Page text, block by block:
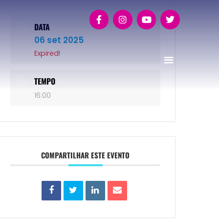
DATA
06 set 2025
Expired!
TEMPO
16:00
COMPARTILHAR ESTE EVENTO